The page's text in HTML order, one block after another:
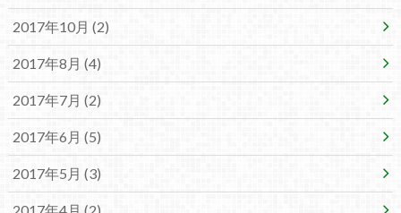
2017年10月 (2)
2017年8月 (4)
2017年7月 (2)
2017年6月 (5)
2017年5月 (3)